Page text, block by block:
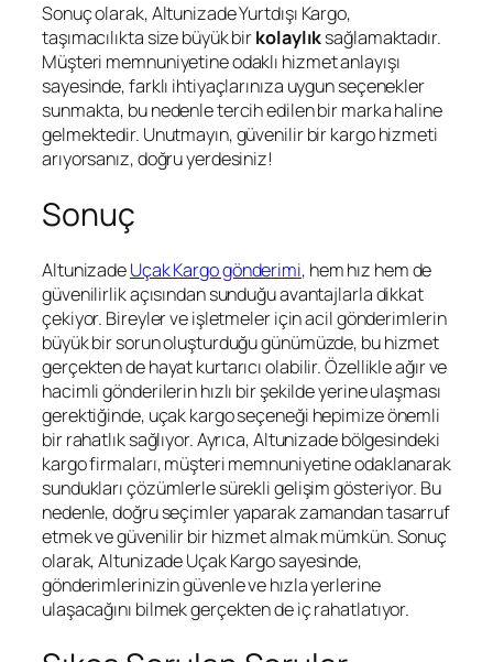
Sonuç olarak, Altunizade Yurtdışı Kargo,
taşımacılıkta size büyük birkolaylıksağlamaktadır.
Müşteri memnuniyetine odaklı hizmet anlayışı
sayesinde, farklı ihtiyaçlarınıza uygun seçenekler
sunmakta, bu nedenle tercih edilen bir marka haline
gelmektedir. Unutmayın, güvenilir bir kargo hizmeti
arıyorsanız, doğru yerdesiniz!
Sonuç
AltunizadeUçak Kargo gönderimi, hem hız hem de
güvenilirlik açısından sunduğu avantajlarla dikkat
çekiyor. Bireyler ve işletmeler için acil gönderimlerin
büyük bir sorun oluşturduğu günümüzde, bu hizmet
gerçekten de hayat kurtarıcı olabilir. Özellikle ağır ve
hacimli gönderilerin hızlı bir şekilde yerine ulaşması
gerektiğinde, uçak kargo seçeneği hepimize önemli
bir rahatlık sağlıyor. Ayrıca, Altunizade bölgesindeki
kargo firmaları, müşteri memnuniyetine odaklanarak
sundukları çözümlerle sürekli gelişim gösteriyor. Bu
nedenle, doğru seçimler yaparak zamandan tasarruf
etmek ve güvenilir bir hizmet almak mümkün. Sonuç
olarak, Altunizade Uçak Kargo sayesinde,
gönderimlerinizin güvenle ve hızla yerlerine
ulaşacağını bilmek gerçekten de iç rahatlatıyor.